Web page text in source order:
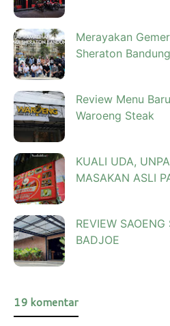
Merayakan
Sheraton Bandung
Review Menu
Waroeng Steak
KUALI UDA,
MASAKAN ASLI
REVIEW SAOENG
BADJOE
19 komentar